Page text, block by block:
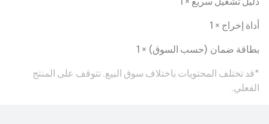
أداة إخراج × 1
بطاقة ضمان (حسب السوق) × 1
*قد تختلف المحتويات باختلاف سوق البيع. تتوقف على المنتج
الفعلي.